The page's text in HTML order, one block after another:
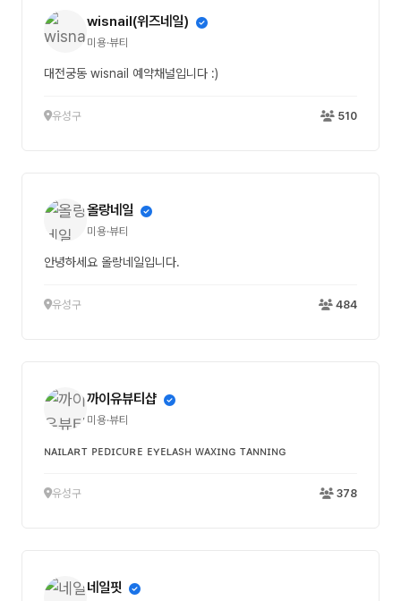
wisnail(위즈네일)
미용·뷰티
대전궁동 wisnail 예약채널입니다 :)
유성구 510
올랑네일
미용·뷰티
안녕하세요 올랑네일입니다.
유성구 484
까이유뷰티샵
미용·뷰티
ɴᴀɪʟᴀʀᴛ ᴘᴇᴅɪᴄᴜʀᴇ ᴇʏᴇʟᴀsʜ ᴡᴀxɪɴɢ ᴛᴀɴɴɪɴɢ
유성구 378
네일핏